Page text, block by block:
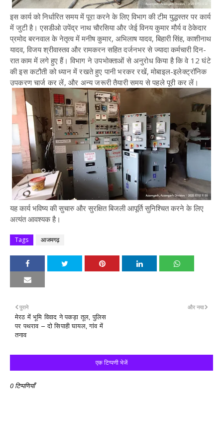
इस कार्य को निर्धारित समय में पूरा करने के लिए विभाग की टीम युद्धस्तर पर कार्य
में जुटी है। एसडीओ उपेंद्र नाथ चौरसिया और जेई विनय कुमार मौर्य व ठेकेदार
प्रमोद बरनवाल के नेतृत्व में मनीष कुमार, अभिलाष यादव, बिहारी सिंह, काशीनाथ
यादव, विजय श्रीवास्तव और रामकरन सहित दर्जनभर से ज्यादा कर्मचारी दिन-
रात काम में लगे हुए हैं।विभाग ने उपभोक्ताओं से अनुरोध किया है कि वे 12 घंटे
की इस कटौती को ध्यान में रखते हुए पानी भरकर रखें, मोबाइल-इलेक्ट्रॉनिक
उपकरण चार्ज कर लें, और अन्य जरूरी तैयारी समय से पहले पूरी कर लें।
यह कार्य भविष्य की सुचारु और सुरक्षित बिजली आपूर्ति सुनिश्चित करने के लिए
अत्यंत आवश्यक है।
Tags आजमगढ़
और नया
पुराने
मेरठ में भूमि विवाद ने पकड़ा तूल, पुलिस
पर पथराव – दो सिपाही घायल, गांव में
तनाव
एक टिप्पणी भेजें
0 टिप्पणियाँ